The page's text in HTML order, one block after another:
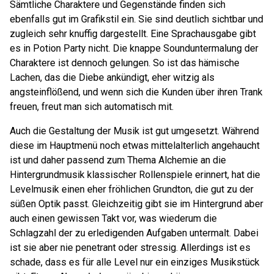
Sämtliche Charaktere und Gegenstände finden sich
ebenfalls gut im Grafikstil ein. Sie sind deutlich sichtbar und
zugleich sehr knuffig dargestellt. Eine Sprachausgabe gibt
es in Potion Party nicht. Die knappe Sounduntermalung der
Charaktere ist dennoch gelungen. So ist das hämische
Lachen, das die Diebe ankündigt, eher witzig als
angsteinflößend, und wenn sich die Kunden über ihren Trank
freuen, freut man sich automatisch mit.
Auch die Gestaltung der Musik ist gut umgesetzt. Während
diese im Hauptmenü noch etwas mittelalterlich angehaucht
ist und daher passend zum Thema Alchemie an die
Hintergrundmusik klassischer Rollenspiele erinnert, hat die
Levelmusik einen eher fröhlichen Grundton, die gut zu der
süßen Optik passt. Gleichzeitig gibt sie im Hintergrund aber
auch einen gewissen Takt vor, was wiederum die
Schlagzahl der zu erledigenden Aufgaben untermalt. Dabei
ist sie aber nie penetrant oder stressig. Allerdings ist es
schade, dass es für alle Level nur ein einziges Musikstück